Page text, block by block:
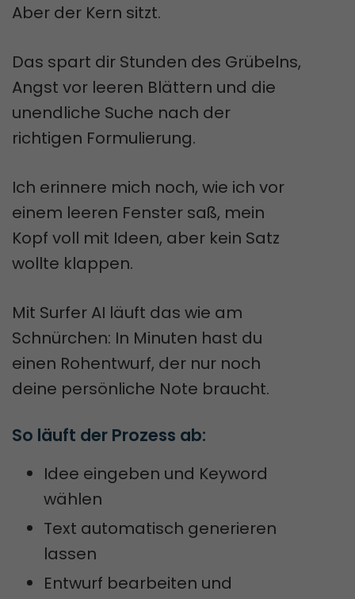
Aber der Kern sitzt.
Das spart dir Stunden des Grübelns,
Angst vor leeren Blättern und die
unendliche Suche nach der
richtigen Formulierung.
Ich erinnere mich noch, wie ich vor
einem leeren Fenster saß, mein
Kopf voll mit Ideen, aber kein Satz
wollte klappen.
Mit Surfer AI läuft das wie am
Schnürchen: In Minuten hast du
einen Rohentwurf, der nur noch
deine persönliche Note braucht.
So läuft der Prozess ab:
Idee eingeben und Keyword
wählen
Text automatisch generieren
lassen
Entwurf bearbeiten und